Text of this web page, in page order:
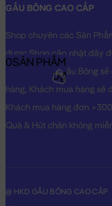
GẤU BÔNG CAO CẤP
Shop chuyên các Sản
được Shop cập nhật đầy
Original nhất. Gấu Bông
hàng, Khách mua hàng
Khách mua hàng đơn
Quà & Hút chân không
@ HKD GẤU BÔNG CAO CẤP
0SẢN PHẨM
0₫